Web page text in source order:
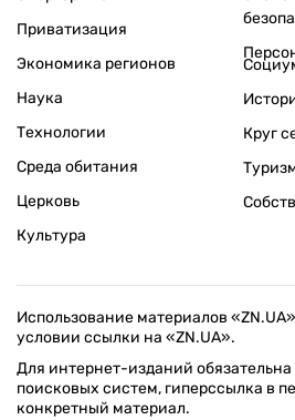
Приватизация
Экономика регионов
Наука
Технологии
Среда обитания
Церковь
Культура
Круг
Использование материалов
условии ссылки на «ZN.UA».
Для интернет-изданий обязательна
поисковых систем, гиперссылка в
конкретный материал.